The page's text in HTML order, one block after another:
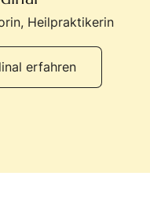
Heilpraktikerin
erfahren